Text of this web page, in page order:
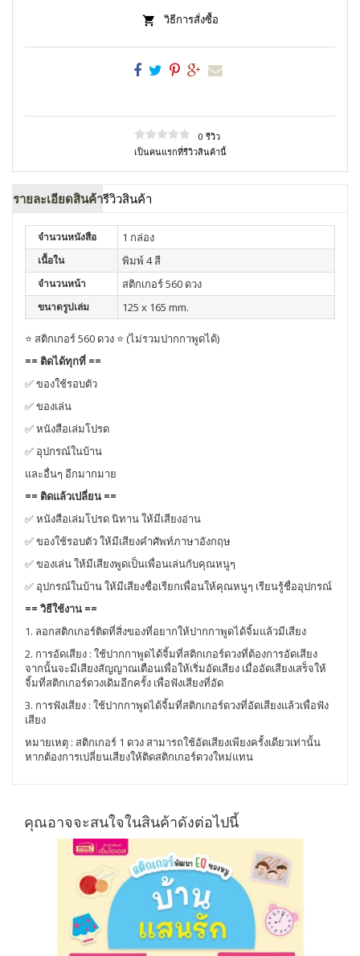
วิธีการสั่งซื้อ
0 รีวิว
เป็นคนแรกที่รีวิวสินค้านี้
รายละเอียดสินค้ารีวิวสินค้า
จำนวนหนังสือ 1 กล่อง
เนื้อใน พิมพ์ 4 สี
จำนวนหน้า สติกเกอร์ 560 ดวง
ขนาดรูปเล่ม 125 x 165 mm.
⭐ สติกเกอร์ 560 ดวง ⭐ (ไม่รวมปากกาพูดได้)
== ติดได้ทุกที่ ==
✅ ของใช้รอบตัว
✅ ของเล่น
✅ หนังสือเล่มโปรด
✅ อุปกรณ์ในบ้าน
และอื่นๆ อีกมากมาย
== ติดแล้วเปลี่ยน ==
✅ หนังสือเล่มโปรด นิทาน ให้มีเสียงอ่าน
✅ ของใช้รอบตัว ให้มีเสียงคำศัพท์ภาษาอังกฤษ
✅ ของเล่น ให้มีเสียงพูดเป็นเพื่อนเล่นกับคุณหนูๆ
✅ อุปกรณ์ในบ้าน ให้มีเสียงชื่อเรียกเพื่อนให้คุณหนูๆ เรียนรู้ชื่ออุปกรณ์
== วิธีใช้งาน ==
1. ลอกสติกเกอร์ติดที่สิ่งของที่อยากให้ปากกาพูดได้จิ้มแล้วมีเสียง
2. การอัดเสียง : ใช้ปากกาพูดได้จิ้มที่สติกเกอร์ดวงที่ต้องการอัดเสียง
จากนั้นจะมีเสียงสัญญาณเตือนเพื่อให้เริ่มอัดเสียง เมื่ออัดเสียงเสร็จให้
จิ้มที่สติกเกอร์ดวงเดิมอีกครั้ง เพื่อฟังเสียงที่อัด
3. การฟังเสียง : ใช้ปากกาพูดได้จิ้มที่สติกเกอร์ดวงที่อัดเสียงแล้วเพื่อฟัง
เสียง
หมายเหตุ : สติกเกอร์ 1 ดวง สามารถใช้อัดเสียงเพียงครั้งเดียวเท่านั้น
หากต้องการเปลี่ยนเสียงให้ติดสติกเกอร์ดวงใหม่แทน
คุณอาจจะสนใจในสินค้าดังต่อไปนี้